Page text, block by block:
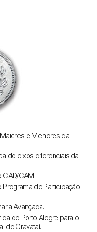
e Melhores da
de eixos diferenciais da
CAD/CAM.
Programa de Participação
Avançada.
de Porto Alegre para o
de Gravataí.